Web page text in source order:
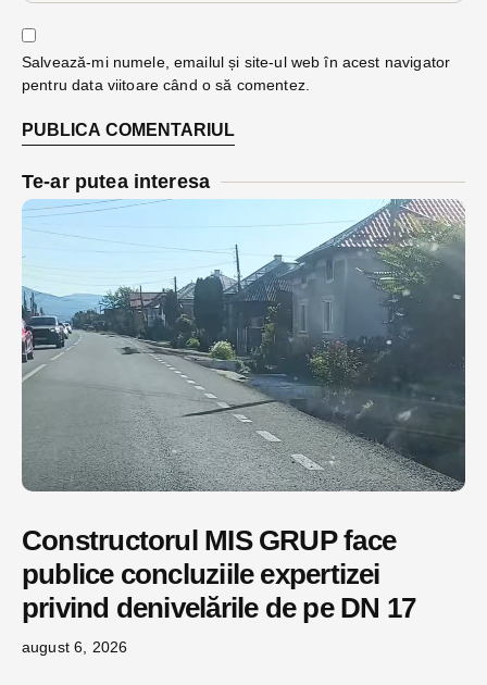
Salvează-mi numele, emailul și site-ul web în acest navigator
pentru data viitoare când o să comentez.
Te-ar putea interesa
Constructorul MIS GRUP face
publice concluziile expertizei
privind denivelările de pe DN 17
august 6, 2026